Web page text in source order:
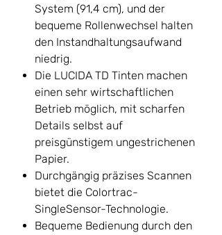
System (91,4 cm), und der
bequeme Rollenwechsel halten
den Instandhaltungsaufwand
niedrig.
Die LUCIDA TD Tinten machen
einen sehr wirtschaftlichen
Betrieb möglich, mit scharfen
Details selbst auf
preisgünstigem ungestrichenen
Papier.
Durchgängig präzises Scannen
bietet die Colortrac-
SingleSensor-Technologie.
Bequeme Bedienung durch den